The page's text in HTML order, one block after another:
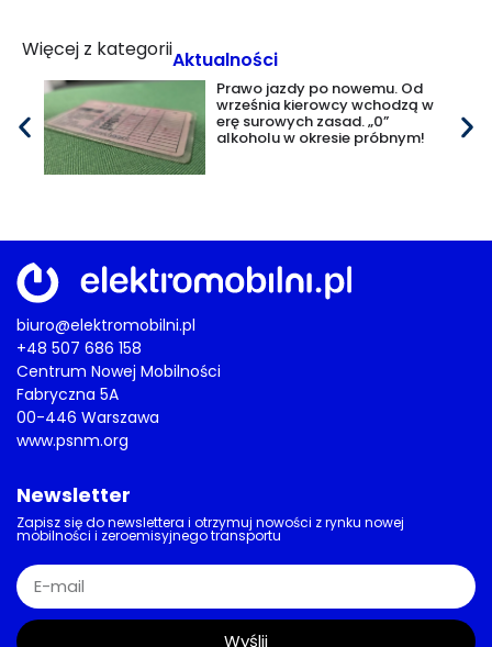
Więcej z kategoriiAktualności
Prawo jazdy po nowemu. Od
września kierowcy wchodzą w
erę surowych zasad. „0”
alkoholu w okresie próbnym!
biuro@elektromobilni.pl
+48 507 686 158
Centrum Nowej Mobilności
Fabryczna 5A
00-446 Warszawa
www.psnm.org
Newsletter
Zapisz się do newslettera i otrzymuj nowości z rynku nowej
mobilności i zeroemisyjnego transportu
Wyślij